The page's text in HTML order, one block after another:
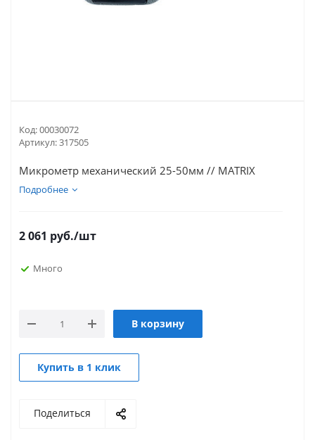
Код:00030072
Артикул:317505
Микрометр механический 25-50мм // MATRIX
Подробнее
2 061 руб./шт
Много
В корзину
Купить в 1 клик
Поделиться